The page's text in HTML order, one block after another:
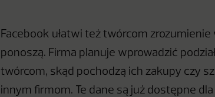
Facebook ułatwi też twórcom
ponoszą. Firma planuje wprowadzić
twórcom, skąd pochodzą ich zakupy czy
innym firmom. Te dane są już dostępne